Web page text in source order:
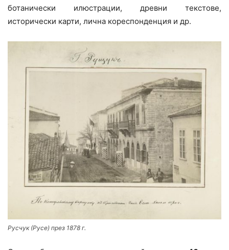
ботанически илюстрации, древни текстове,
исторически карти, лична кореспонденция и др.
Русчук (Русе) през 1878 г.